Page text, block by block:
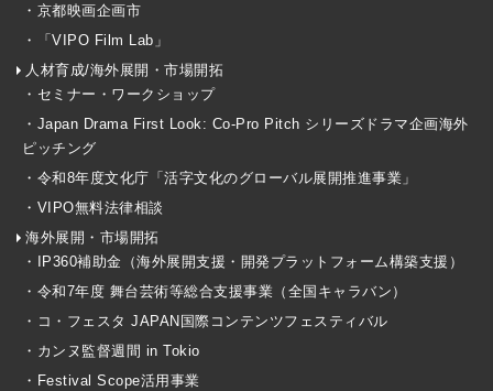
・京都映画企画市
・「VIPO Film Lab」
人材育成/海外展開・市場開拓
・セミナー・ワークショップ
・Japan Drama First Look: Co-Pro Pitch シリーズドラマ企画海外
ピッチング
・令和8年度文化庁「活字文化のグローバル展開推進事業」
・VIPO無料法律相談
海外展開・市場開拓
・IP360補助金（海外展開支援・開発プラットフォーム構築支援）
・令和7年度 舞台芸術等総合支援事業（全国キャラバン）
・コ・フェスタ JAPAN国際コンテンツフェスティバル
・カンヌ監督週間 in Tokio
・Festival Scope活用事業